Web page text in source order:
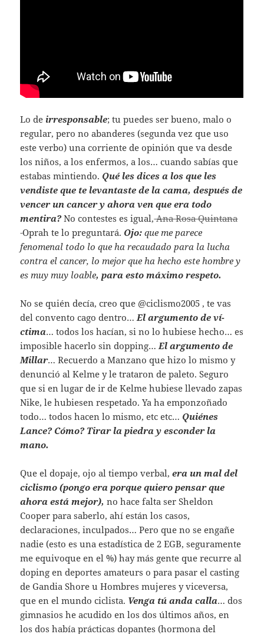
Lo de irresponsable; tu puedes ser bueno, malo o
regular, pero no abanderes (segunda vez que uso
este verbo) una corriente de opinión que va desde
los niños, a los enfermos, a los… cuando sabías que
estabas mintiendo. Qué les dices a los que les
vendiste que te levantaste de la cama, después de
vencer un cancer y ahora ven que era todo
mentira?No contestes es igual,Ana Rosa Quintana
Oprah te lo preguntará. Ojo:que me parece
fenomenal todo lo que ha recaudado para la lucha
contra el cancer, lo mejor que ha hecho este hombre y
es muy muy loable, para esto máximo respeto.
No se quién decía, creo que @ciclismo2005 , te vas
del convento cago dentro…El argumento de ví­
ctima… todos los hacían, si no lo hubiese hecho… es
imposible hacerlo sin dopping…El argumento de
Millar… Recuerdo a Manzano que hizo lo mismo y
denunció al Kelme y le trataron de paleto. Seguro
que si en lugar de ir de Kelme hubiese llevado zapas
Nike, le hubiesen respetado. Ya ha emponzoñado
todo… todos hacen lo mismo, etc etc… Quiénes
Lance? Cómo? Tirar la piedra y esconder la
mano.
Que el dopaje, ojo al tiempo verbal,era un mal del
ciclismo (pongo era porque quiero pensar que
ahora está mejor), no hace falta ser Sheldon
Cooper para saberlo, ahí están los casos,
declaraciones, inculpados… Pero que no se engañe
nadie (esto es una estadí­stica de 2 EGB, seguramente
me equivoque en el %) hay más gente que recurre al
doping en deportes amateurs o para pasar el casting
de Gandia Shore u Hombres mujeres y viceversa,
que en el mundo ciclista. Venga tú anda calla… dos
gimnasios he acudido en los dos últimos años, en
los dos había prácticas dopantes (hormona del